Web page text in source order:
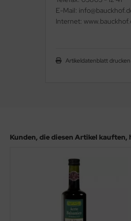
E-Mail:
Internet:
Artikeldatenblatt drucken
Kunden, die diesen Artikel